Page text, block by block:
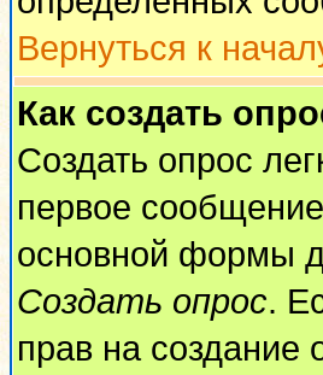
Вернуться к
Как создать
Создать опрос
первое
основной формы
Создать опрос.
прав на создание